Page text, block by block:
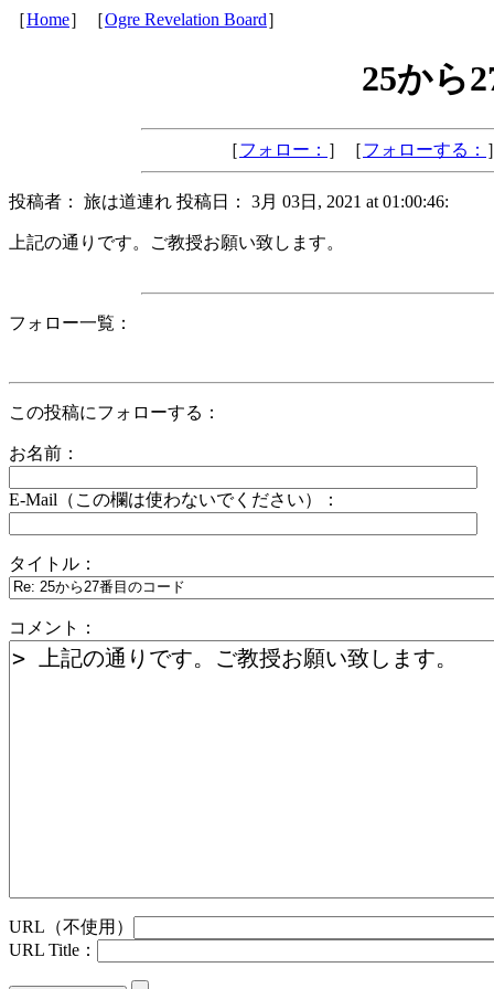
［Home］［Ogre Revelation Board］
25から
［フォロー： ］［フォローする：
投稿者： 旅は道連れ 投稿日： 3月 03日, 2021 at 01:00:46:
上記の通りです。ご教授お願い致します。
フォロー一覧：
この投稿にフォローする：
お名前：
E-Mail（この欄は使わないでください）：
タイトル：
コメント：
URL（不使用）
URL Title：